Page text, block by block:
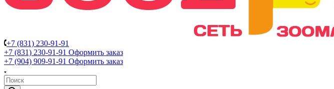
+7 (831) 230-91-91
+7 (831) 230-91-91 Оформить заказ
+7 (904) 909-91-91 Оформить заказ